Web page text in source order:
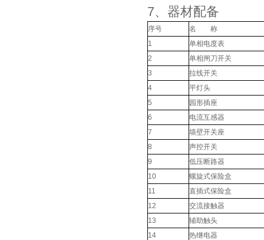
7、器材配备
序号
名 称
1
单相电度表
2
单相闸刀开关
3
拉线开关
4
平灯头
5
园形插座
6
电流互感器
7
墙壁开关座
8
声控开关
9
低压断路器
10
螺旋式保险盒
11
直插式保险盒
12
交流接触器
13
辅助触头
14
热继电器